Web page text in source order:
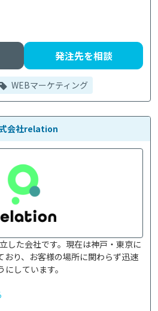
発注先を相談
WEBマーケティング
会社relation
した会社です。現在は神戸・東京に
おり、お客様の場所に関わらず迅速
しています。